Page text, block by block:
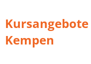
Kempen